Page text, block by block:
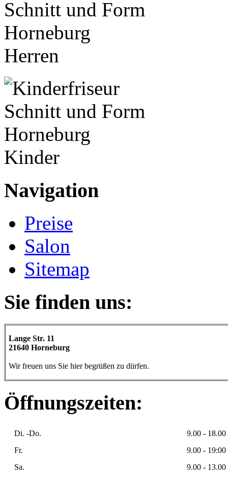
Herren
Kinder
Navigation
Preise
Salon
Sitemap
Sie finden uns:
Lange Str. 11
21640 Horneburg
Wir freuen uns Sie hier begrüßen zu dürfen.
Öffnungszeiten:
Di. -Do.
9.00 -
Fr.
9.00 -
Sa.
9.00 -